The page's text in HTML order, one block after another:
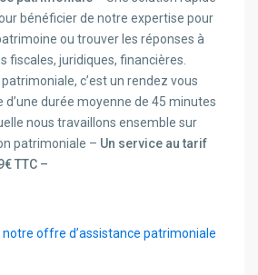
bénéficier de notre expertise pour
ou trouver les réponses à
fiscales, juridiques, financières.
patrimoniale, c’est un rendez vous
d’une durée moyenne de 45 minutes
nous travaillons ensemble sur
patrimoniale – Un service au tarif
TTC –
notre offre d’assistance patrimoniale